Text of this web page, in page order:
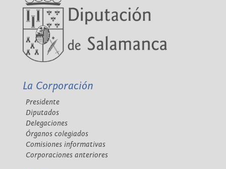
La Corporación
Presidente
Diputados
Delegaciones
Órganos colegiados
Comisiones informativas
Corporaciones anteriores